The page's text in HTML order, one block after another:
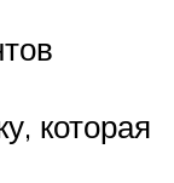
которая